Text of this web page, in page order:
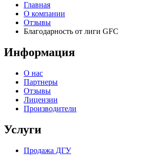
Главная
О компании
Отзывы
Благодарность от лиги GFC
Информация
О нас
Партнеры
Отзывы
Лицензии
Производители
Услуги
Продажа ДГУ